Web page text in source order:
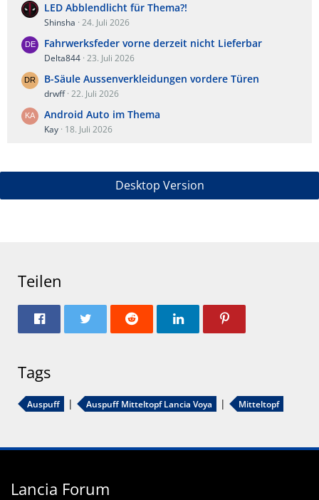
LED Abblendlicht für Thema?!
Shinsha 24. Juli 2026
Fahrwerksfeder vorne derzeit nicht Lieferbar
Delta844 23. Juli 2026
B-Säule Aussenverkleidungen vordere Türen
drwff 22. Juli 2026
Android Auto im Thema
Kay 18. Juli 2026
Desktop Version
Teilen
Tags
Auspuff Auspuff Mitteltopf Lancia Voya Mitteltopf
Lancia Forum